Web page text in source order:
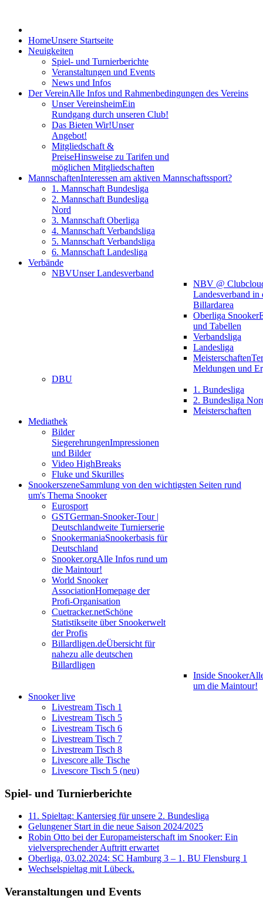
HomeUnsere Startseite
Neuigkeiten
Spiel- und Turnierberichte
Veranstaltungen und Events
News und Infos
Der VereinAlle Infos und Rahmenbedingungen des Vereins
Unser VereinsheimEin
Rundgang durch unseren Club!
Das Bieten Wir!Unser
Angebot!
Mitgliedschaft &
PreiseHinsweise zu Tarifen und
möglichen Mitgliedschaften
MannschaftenInteressen am aktiven Mannschaftssport?
1. Mannschaft Bundesliga
2. Mannschaft Bundesliga
Nord
3. Mannschaft Oberliga
4. Mannschaft Verbandsliga
5. Mannschaft Verbandsliga
6. Mannschaft Landesliga
Verbände
NBVUnser Landesverband
NBV @
Landesverband in
Billardarea
Oberliga Snooker
und Tabellen
Verbandsliga
Landesliga
Meisterschaften
Meldungen und
DBU
1. Bundesliga
2. Bundesliga
Meisterschaften
Mediathek
Bilder
SiegerehrungenImpressionen
und Bilder
Video HighBreaks
Fluke und Skurilles
SnookerszeneSammlung von den wichtigsten Seiten rund
um's Thema Snooker
Eurosport
GSTGerman-Snooker-Tour |
Deutschlandweite Turnierserie
SnookermaniaSnookerbasis für
Deutschland
Snooker.orgAlle Infos rund um
die Maintour!
World Snooker
AssociationHomepage der
Profi-Organisation
Cuetracker.netSchöne
Statistikseite über Snookerwelt
der Profis
Billardligen.deÜbersicht für
nahezu alle deutschen
Billardligen
Inside Snooker
um die Maintour!
Snooker live
Livestream Tisch 1
Livestream Tisch 5
Livestream Tisch 6
Livestream Tisch 7
Livestream Tisch 8
Livescore alle Tische
Livescore Tisch 5 (neu)
Spiel- und Turnierberichte
11. Spieltag: Kantersieg für unsere 2. Bundesliga
Gelungener Start in die neue Saison 2024/2025
Robin Otto bei der Europameisterschaft im Snooker: Ein
vielversprechender Auftritt erwartet
Oberliga, 03.02.2024: SC Hamburg 3 – 1. BU Flensburg 1
Wechselspieltag mit Lübeck.
Veranstaltungen und Events